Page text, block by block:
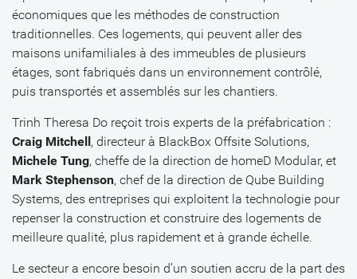
économiques que les méthodes de construction
traditionnelles. Ces logements, qui peuvent aller des
maisons unifamiliales à des immeubles de plusieurs
étages, sont fabriqués dans un environnement contrôlé,
puis transportés et assemblés sur les chantiers.
Trinh Theresa Do reçoit trois experts de la préfabrication :
Craig Mitchell, directeur à BlackBox Offsite Solutions,
Michele Tung, cheffe de la direction de homeD Modular, et
Mark Stephenson, chef de la direction de Qube Building
Systems, des entreprises qui exploitent la technologie pour
repenser la construction et construire des logements de
meilleure qualité, plus rapidement et à grande échelle.
Le secteur a encore besoin d’un soutien accru de la part des